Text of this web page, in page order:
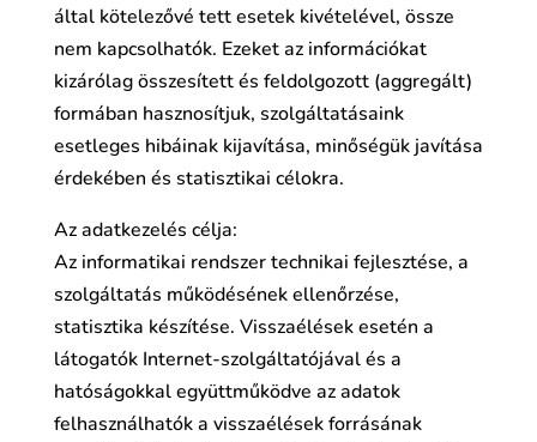
által kötelezővé tett esetek kivételével, össze
nem kapcsolhatók. Ezeket az információkat
kizárólag összesített és feldolgozott (aggregált)
formában hasznosítjuk, szolgáltatásaink
esetleges hibáinak kijavítása, minőségük javítása
érdekében és statisztikai célokra.
Az adatkezelés célja:
Az informatikai rendszer technikai fejlesztése, a
szolgáltatás működésének ellenőrzése,
statisztika készítése. Visszaélések esetén a
látogatók Internet-szolgáltatójával és a
hatóságokkal együttműködve az adatok
felhasználhatók a visszaélések forrásának